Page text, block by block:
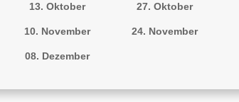
13. Oktober 27. Oktober
10. November 24. November
08. Dezember